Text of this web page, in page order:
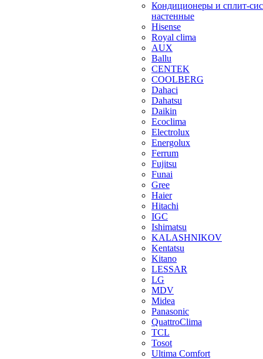
Кондиционеры и сплит-
настенные
Hisense
Royal clima
AUX
Ballu
CENTEK
COOLBERG
Dahaci
Dahatsu
Daikin
Ecoclima
Electrolux
Energolux
Ferrum
Fujitsu
Funai
Gree
Haier
Hitachi
IGC
Ishimatsu
KALASHNIKOV
Kentatsu
Kitano
LESSAR
LG
MDV
Midea
Panasonic
QuattroClima
TCL
Tosot
Ultima Comfort